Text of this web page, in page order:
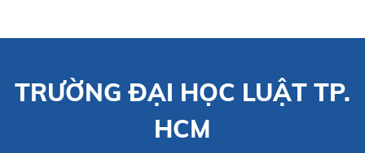
TRƯỜNG ĐẠI HỌC LUẬT TP.
HCM